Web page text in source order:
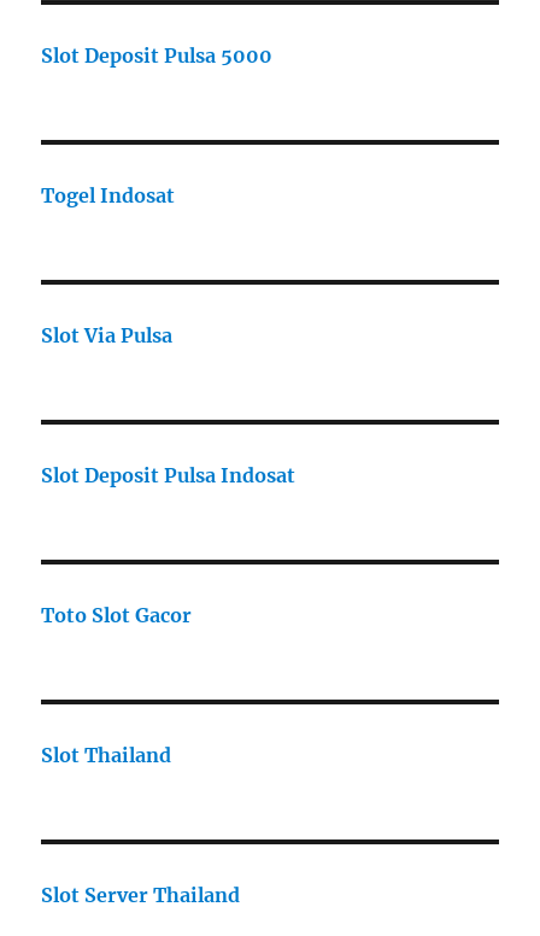
Slot Deposit Pulsa 5000
Togel Indosat
Slot Via Pulsa
Slot Deposit Pulsa Indosat
Toto Slot Gacor
Slot Thailand
Slot Server Thailand